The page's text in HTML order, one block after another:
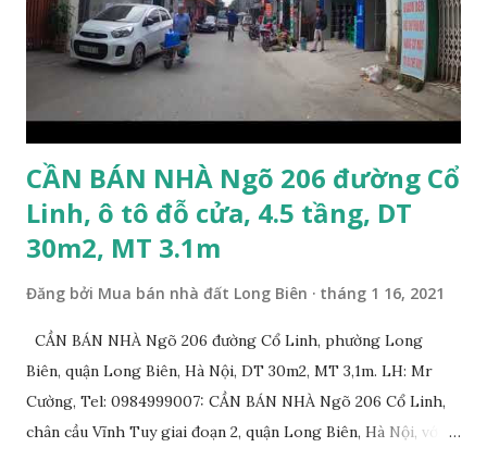
lòng liên hệ: Mr Nguyễn Thế Cường, Tel: 0984.999.007 –
0915.383.393. Miễn môi giới và Quảng cáo trực tuyến
CẦN BÁN NHÀ Ngõ 206 đường Cổ
Linh, ô tô đỗ cửa, 4.5 tầng, DT
30m2, MT 3.1m
Đăng bởi Mua bán nhà đất Long Biên tháng 1 16, 2021
CẦN BÁN NHÀ Ngõ 206 đường Cổ Linh, phường Long
Biên, quận Long Biên, Hà Nội, DT 30m2, MT 3,1m. LH: Mr
Cường, Tel: 0984999007: CẦN BÁN NHÀ Ngõ 206 Cổ Linh,
chân cầu Vĩnh Tuy giai đoạn 2, quận Long Biên, Hà Nội, với